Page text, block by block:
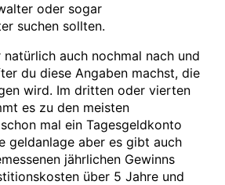
oder sogar
suchen sollten.
auch nochmal nach und
du diese Angaben machst, die
wird. Im dritten oder vierten
es zu den meisten
mal ein Tagesgeldkonto
geldanlage aber es gibt auch
jährlichen Gewinns
über 5 Jahre und